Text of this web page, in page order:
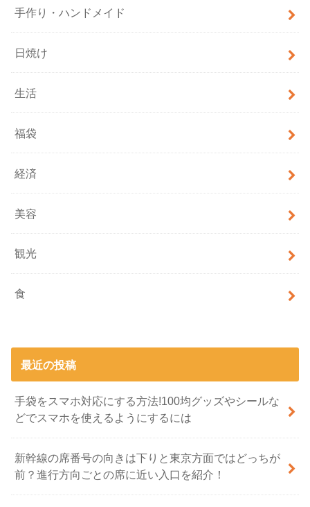
手作り・ハンドメイド
日焼け
生活
福袋
経済
美容
観光
食
最近の投稿
手袋をスマホ対応にする方法!100均グッズやシールな
どでスマホを使えるようにするには
新幹線の席番号の向きは下りと東京方面ではどっちが
前？進行方向ごとの席に近い入口を紹介！